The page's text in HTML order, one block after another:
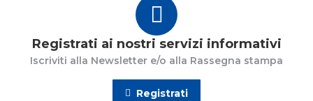
Registrati ai nostri servizi informativi
Iscriviti alla Newsletter e/o alla Rassegna stampa
Registrati